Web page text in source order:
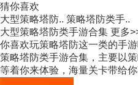
猜你喜欢
大型策略塔防.. 策略塔防类手..
大型策略塔防类手游合集 更多
你喜欢玩策略塔防这一类的手
策略塔防类手游合集，主要以
等着你来体验，海量关卡带给你